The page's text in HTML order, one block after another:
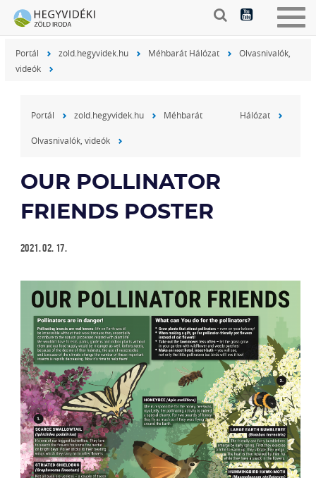
Portál zold.hegyvidek.hu Méhbarát Hálózat
Olvasnivalók,
videók
Portál zold.hegyvidek.hu Méhbarát Hálózat
Olvasnivalók, videók
OUR POLLINATOR
FRIENDS POSTER
2021. 02. 17.